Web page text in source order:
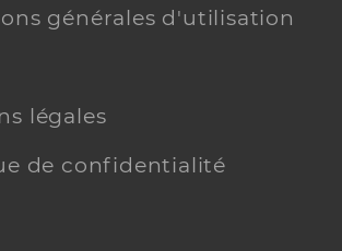
générales d'utilisation
légales
de confidentialité